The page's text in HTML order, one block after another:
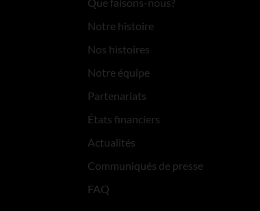
Notre histoire
Nos histoires
Notre équipe
Partenariats
États financiers
Actualités
Communiqués de presse
FAQ